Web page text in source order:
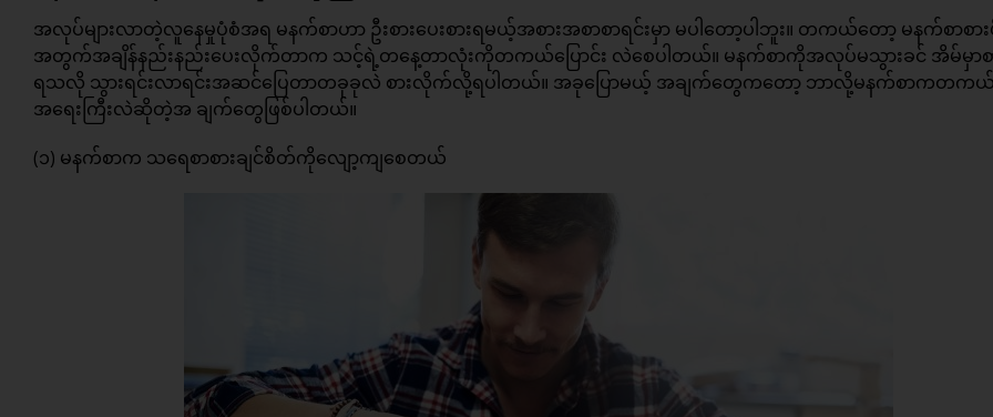
အလုပ်များလာတဲ့လူနေမှုပုံစံအရ မနက်စာဟာ ဦးစားပေးစားရမယ့်အစားအစာစာရင်းမှာ မပါတော့ပါဘူး။ တကယ်တော့ မနက်စာစား
အတွက်အချိန်နည်းနည်းပေးလိုက်တာက သင့်ရဲ့တနေ့တာလုံးကိုတကယ်ပြောင်း လဲစေပါတယ်။ မနက်စာကိုအလုပ်မသွားခင် အိမ်မှာစ
ရသလို သွားရင်းလာရင်းအဆင်ပြေတာတခုခုလဲ စားလိုက်လို့ရပါတယ်။ အခုပြောမယ့် အချက်တွေကတော့ ဘာလို့မနက်စာကတကယ်
အရေးကြီးလဲဆိုတဲ့အ ချက်တွေဖြစ်ပါတယ်။
(၁) မနက်စာက သရေစာစားချင်စိတ်ကိုလျော့ကျစေတယ်